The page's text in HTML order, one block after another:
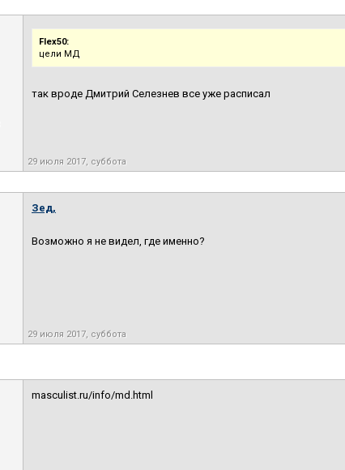
Flex50:
цели МД
так вроде Дмитрий Селезнев все уже расписал
29 июля 2017, суббота
Зед,
Возможно я не видел, где именно?
29 июля 2017, суббота
masculist.ru/info/md.html